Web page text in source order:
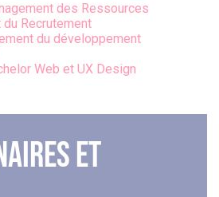
des Ressources
du Recrutement
du développement
Web et UX Design
et